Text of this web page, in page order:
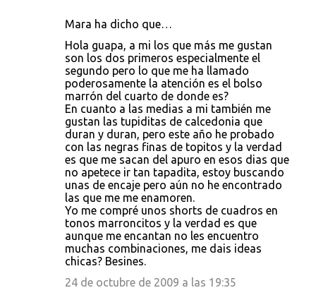
Mara ha dicho que…
Hola guapa, a mi los que más me gustan
son los dos primeros especialmente el
segundo pero lo que me ha llamado
poderosamente la atención es el bolso
marrón del cuarto de donde es?
En cuanto a las medias a mi también me
gustan las tupiditas de calcedonia que
duran y duran, pero este año he probado
con las negras finas de topitos y la verdad
es que me sacan del apuro en esos dias que
no apetece ir tan tapadita, estoy buscando
unas de encaje pero aún no he encontrado
las que me me enamoren.
Yo me compré unos shorts de cuadros en
tonos marroncitos y la verdad es que
aunque me encantan no les encuentro
muchas combinaciones, me dais ideas
chicas? Besines.
24 de octubre de 2009 a las 19:35